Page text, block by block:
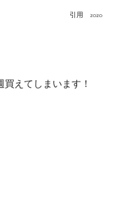
引用 zozo
えてしまいます！